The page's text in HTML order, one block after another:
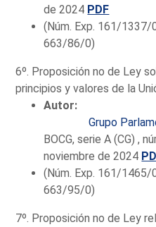
de 2024 PDF
(Núm. Exp. 161/1337/
663/86/0)
6º. Proposición no de Ley
principios y valores de la
Autor:
Grupo
BOCG, serie A (CG) ,
noviembre de 2024
(Núm. Exp. 161/1465/
663/95/0)
7º. Proposición no de Ley